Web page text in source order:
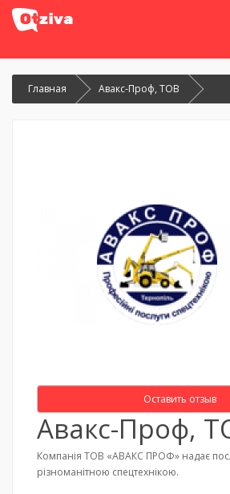
Главная Авакс-Проф, ТОВ
Оставить отзыв
Авакс-Проф,
Компанія ТОВ «АВАКС ПРОФ» надає
різноманітною спецтехнікою.